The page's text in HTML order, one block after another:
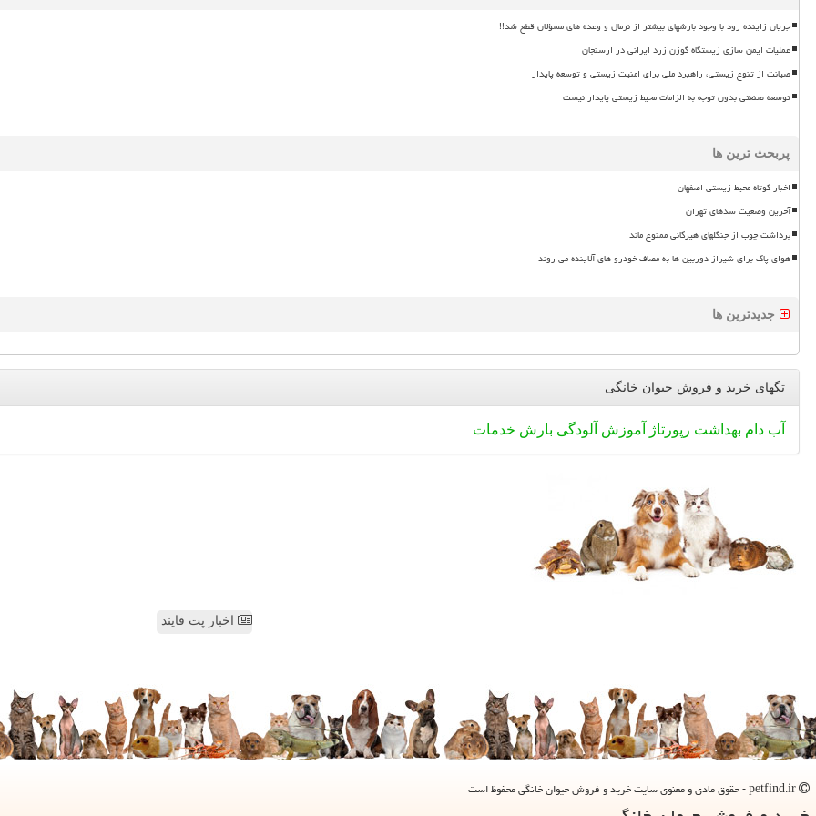
جریان زاینده رود با وجود بارشهای بیشتر از نرمال و وعده های مسؤلان قطع شد!!
عملیات ایمن سازی زیستگاه گوزن زرد ایرانی در ارسنجان
صیانت از تنوع زیستی، راهبرد ملی برای امنیت زیستی و توسعه پایدار
توسعه صنعتی بدون توجه به الزامات محیط زیستی پایدار نیست
پربحث ترین ها
اخبار کوتاه محیط زیستی اصفهان
آخرین وضعیت سدهای تهران
برداشت چوب از جنگلهای هیرکانی ممنوع ماند
هوای پاک برای شیراز دوربین ها به مصاف خودرو های آلاینده می روند
جدیدترین ها
تگهای خرید و فروش حیوان خانگی
آب دام بهداشت رپورتاژ آموزش آلودگی بارش خدمات
اخبار پت فایند